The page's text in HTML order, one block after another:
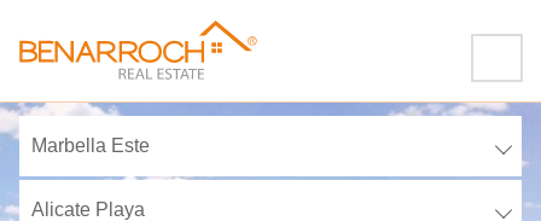
Marbella Este
Alicate Playa